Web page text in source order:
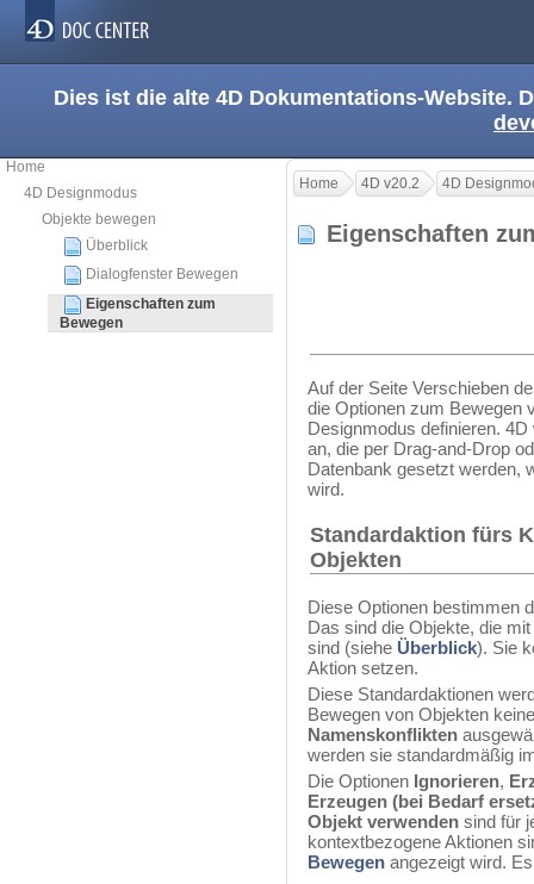
Dies ist die alte 4D Dokumentations-Website.
Home
4D Designmodus
Objekte bewegen
Überblick
Dialogfenster Bewegen
Eigenschaften zum
Bewegen
Home 4D v20.2 4D
Eigenschaften
Auf der Seite Verschieben
die Optionen zum Bewegen
Designmodus definieren.
an, die per Drag-and-Drop
Datenbank gesetzt werden,
wird.
Standardaktion fürs
Objekten
Diese Optionen bestimmen
Das sind die Objekte, die
sind (siehe Überblick). Sie
Aktion setzen.
Diese Standardaktionen
Bewegen von Objekten
Namenskonflikten
werden sie standardmäßig
Die Optionen Ignorieren,
Erzeugen (bei Bedarf
Objekt verwenden sind für
kontextbezogene Aktionen
Bewegen angezeigt wird.